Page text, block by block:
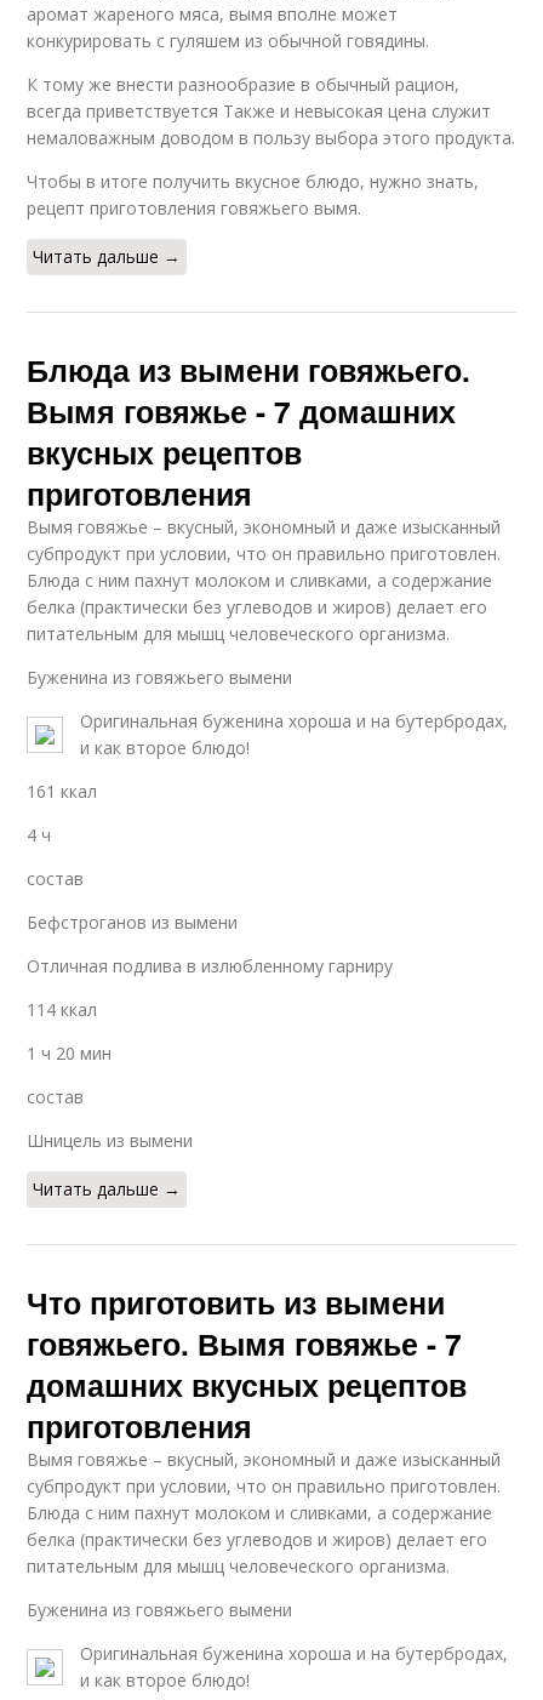
аромат жареного мяса, вымя вполне может
конкурировать с гуляшем из обычной говядины.
К тому же внести разнообразие в обычный рацион,
всегда приветствуется Также и невысокая цена служит
немаловажным доводом в пользу выбора этого продукта.
Чтобы в итоге получить вкусное блюдо, нужно знать,
рецепт приготовления говяжьего вымя.
Читать дальше →
Блюда из вымени говяжьего.
Вымя говяжье - 7 домашних
вкусных рецептов
приготовления
Вымя говяжье – вкусный, экономный и даже изысканный
субпродукт при условии, что он правильно приготовлен.
Блюда с ним пахнут молоком и сливками, а содержание
белка (практически без углеводов и жиров) делает его
питательным для мышц человеческого организма.
Буженина из говяжьего вымени
Оригинальная буженина хороша и на бутербродах,
и как второе блюдо!
161 ккал
4 ч
состав
Бефстроганов из вымени
Отличная подлива в излюбленному гарниру
114 ккал
1 ч 20 мин
состав
Шницель из вымени
Читать дальше →
Что приготовить из вымени
говяжьего. Вымя говяжье - 7
домашних вкусных рецептов
приготовления
Вымя говяжье – вкусный, экономный и даже изысканный
субпродукт при условии, что он правильно приготовлен.
Блюда с ним пахнут молоком и сливками, а содержание
белка (практически без углеводов и жиров) делает его
питательным для мышц человеческого организма.
Буженина из говяжьего вымени
Оригинальная буженина хороша и на бутербродах,
и как второе блюдо!